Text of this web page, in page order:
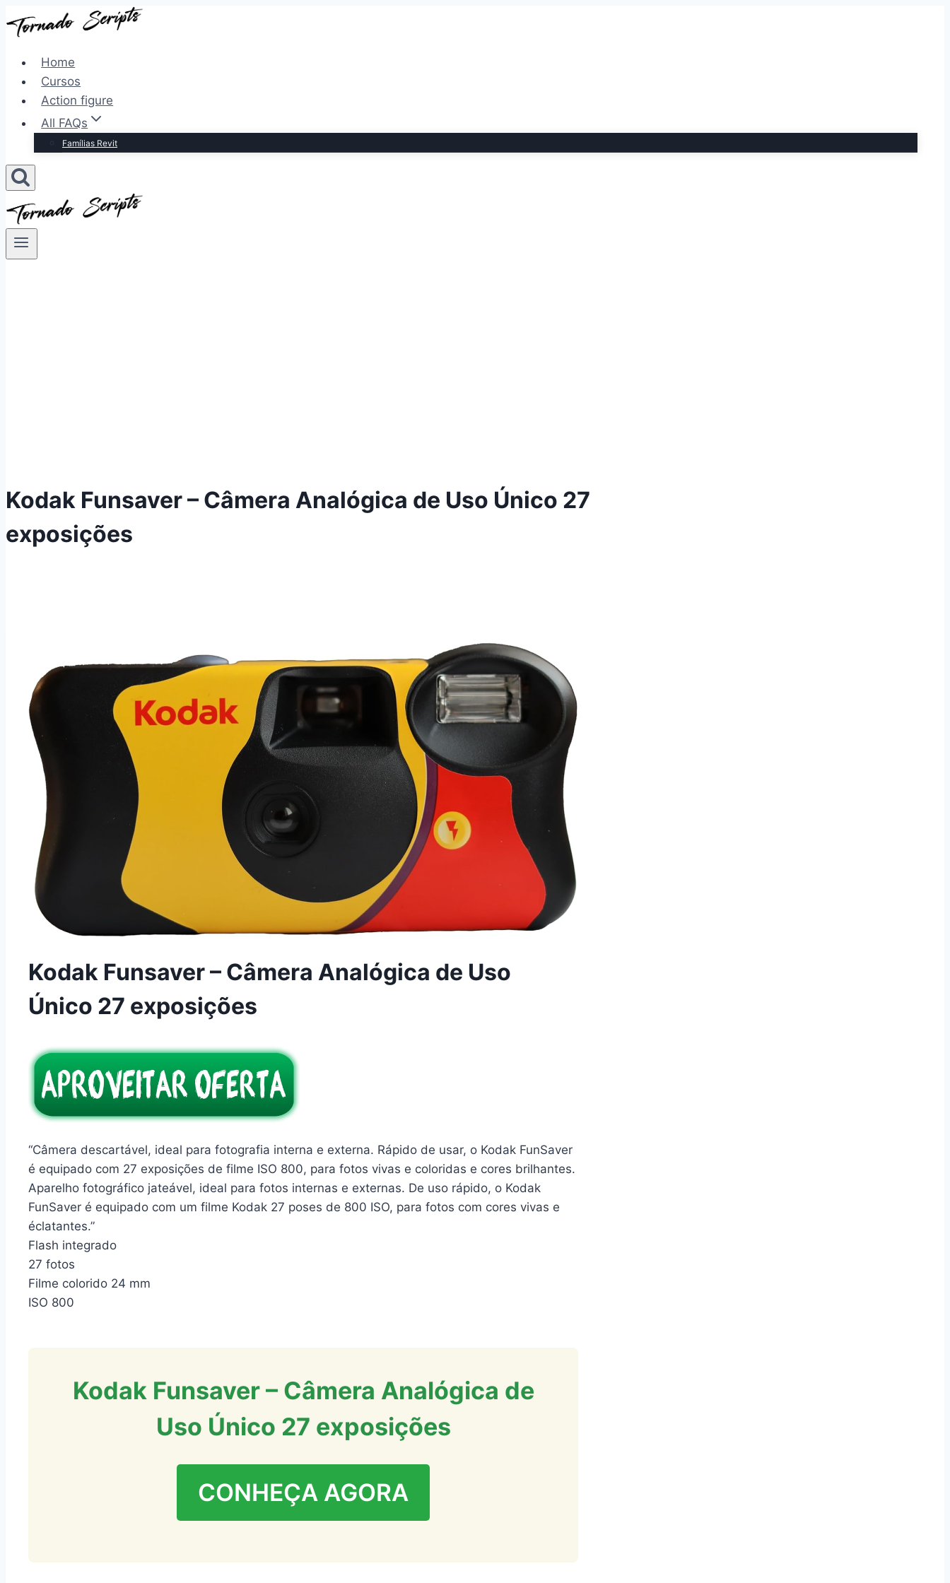
Pular
para
Conteúdo
Home
Cursos
Action figure
All FAQs
Famílias Revit
Kodak Funsaver – Câmera Analógica de Uso Único 27
exposições
Kodak Funsaver – Câmera Analógica de Uso
Único 27 exposições
“Câmera descartável, ideal para fotografia interna e externa. Rápido de usar, o Kodak FunSaver
é equipado com 27 exposições de filme ISO 800, para fotos vivas e coloridas e cores brilhantes.
Aparelho fotográfico jateável, ideal para fotos internas e externas. De uso rápido, o Kodak
FunSaver é equipado com um filme Kodak 27 poses de 800 ISO, para fotos com cores vivas e
éclatantes.”
Flash integrado
27 fotos
Filme colorido 24 mm
ISO 800
Kodak Funsaver – Câmera Analógica de
Uso Único 27 exposições
CONHEÇA AGORA